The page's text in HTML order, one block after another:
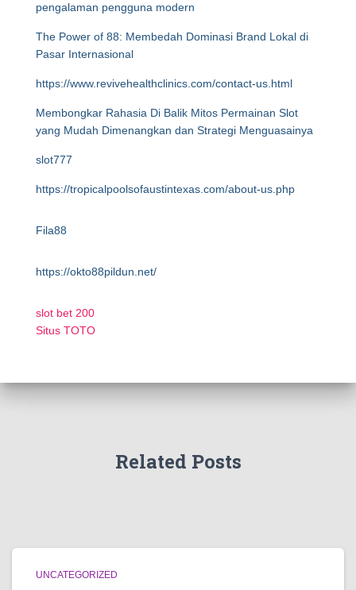
pengalaman pengguna modern
The Power of 88: Membedah Dominasi Brand Lokal di
Pasar Internasional
https://www.revivehealthclinics.com/contact-us.html
Membongkar Rahasia Di Balik Mitos Permainan Slot
yang Mudah Dimenangkan dan Strategi Menguasainya
slot777
https://tropicalpoolsofaustintexas.com/about-us.php
Fila88
https://okto88pildun.net/
slot bet 200
Situs TOTO
Related Posts
UNCATEGORIZED